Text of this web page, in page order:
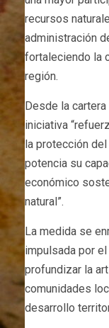
recursos
administración
fortaleciendo la
región.
Desde la
iniciativa
la protección
potencia su
económico
natural”.
La medida se
impulsada por
profundizar la
comunidades
desarrollo